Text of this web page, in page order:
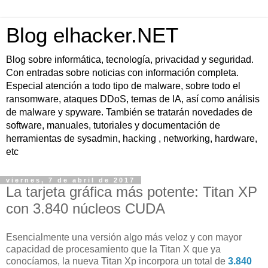
Blog elhacker.NET
Blog sobre informática, tecnología, privacidad y seguridad.
Con entradas sobre noticias con información completa.
Especial atención a todo tipo de malware, sobre todo el
ransomware, ataques DDoS, temas de IA, así como análisis
de malware y spyware. También se tratarán novedades de
software, manuales, tutoriales y documentación de
herramientas de sysadmin, hacking , networking, hardware,
etc
viernes, 7 de abril de 2017
La tarjeta gráfica más potente: Titan XP
con 3.840 núcleos CUDA
Esencialmente una versión algo más veloz y con mayor
capacidad de procesamiento que la Titan X que ya
conocíamos, la nueva Titan Xp incorpora un total de 3.840